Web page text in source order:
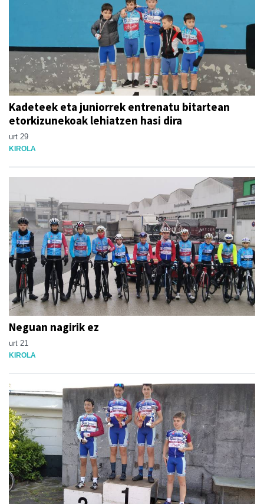
Kadeteek eta juniorrek entrenatu bitartean
etorkizunekoak lehiatzen hasi dira
urt 29
KIROLA
Neguan nagirik ez
urt 21
KIROLA